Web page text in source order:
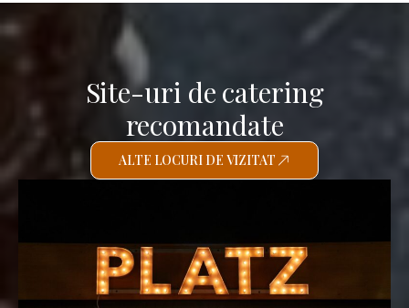
Site-uri de catering
recomandate
ALTE LOCURI DE VIZITAT